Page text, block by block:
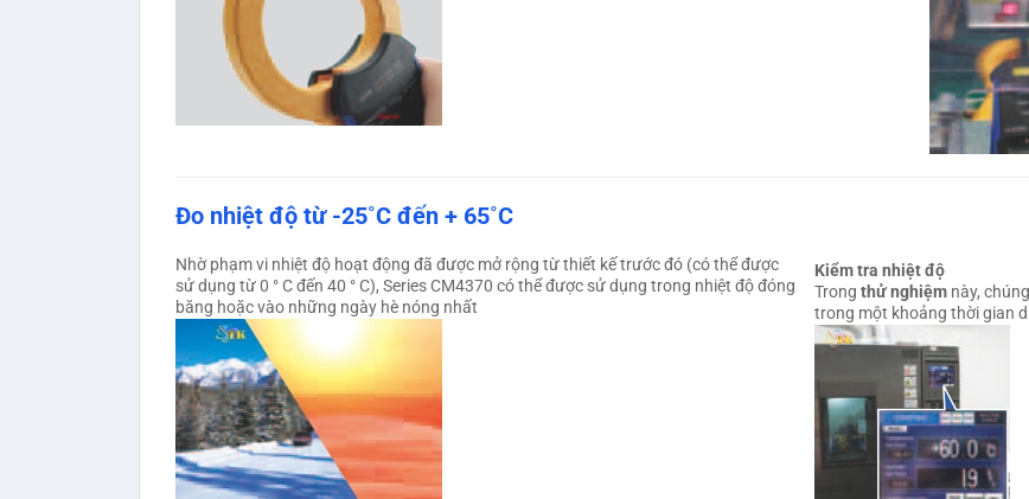
Đo nhiệt độ từ -25˚C đến + 65˚C
Nhờ phạm vi nhiệt độ hoạt động đã được mở rộng từ thiết kế trước đó (có thể được
sử dụng từ 0 ° C đến 40 ° C), Series CM4370 có thể được sử dụng trong nhiệt độ đóng
băng hoặc vào những ngày hè nóng nhất
Kiểm tra nhiệt độ
Trongthử nghiệm này,
trong một khoảng thời gian